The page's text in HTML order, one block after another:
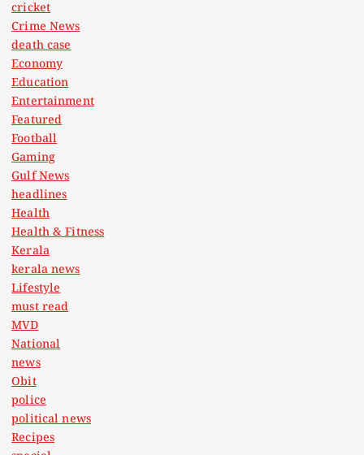
cricket
Crime News
death case
Economy
Education
Entertainment
Featured
Football
Gaming
Gulf News
headlines
Health
Health & Fitness
Kerala
kerala news
Lifestyle
must read
MVD
National
news
Obit
police
political news
Recipes